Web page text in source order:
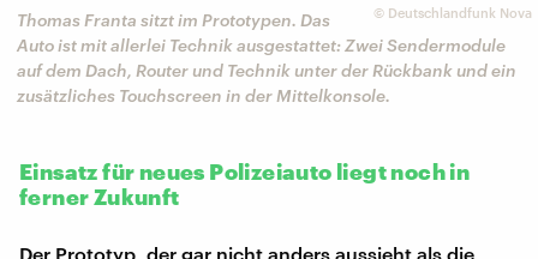
© Deutschlandfunk Nova
Thomas Franta sitzt im Prototypen. Das
Auto ist mit allerlei Technik ausgestattet: Zwei Sendermodule
auf dem Dach, Router und Technik unter der Rückbank und ein
zusätzliches Touchscreen in der Mittelkonsole.
Einsatz für neues Polizeiauto liegt noch in
ferner Zukunft
Der Prototyp, der gar nicht anders aussieht als die